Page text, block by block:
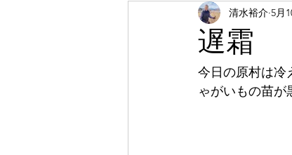
遅霜
清水裕介 5月
今日の原村は冷
ゃがいもの苗が